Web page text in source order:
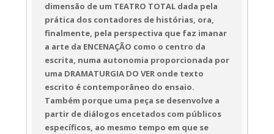
VIRAR DO AVESSO
ESTE · Estação Teatral
28 de Setembro
Cine Teatro dos Bombeiros de
Vila Praia de Âncora
16:00
Duração: 50'
Faixa Etária: M/12
dimensão de um TEATRO TOTAL dada pela
prática dos contadores de histórias, ora,
finalmente, pela perspectiva que faz imanar
a arte da ENCENAÇÃO como o centro da
escrita, numa autonomia proporcionada por
uma DRAMATURGIA DO VER onde texto
escrito é contemporâneo do ensaio.
Também porque uma peça se desenvolve a
partir de diálogos encetados com públicos
específicos, ao mesmo tempo em que se